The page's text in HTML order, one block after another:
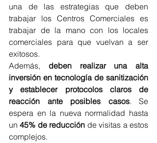
una de las estrategias que deben
trabajar los Centros Comerciales es
trabajar de la mano con los locales
comerciales para que vuelvan a ser
exitosos.
Además, deben realizar una alta
inversión en tecnología de sanitización
y establecer protocolos claros de
reacción ante posibles casos. Se
espera en la nueva normalidad hasta
un 45% de reducción de visitas a estos
complejos.